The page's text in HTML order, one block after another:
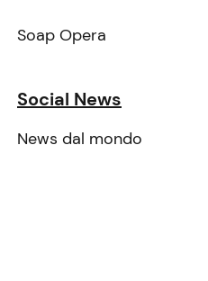
Soap Opera
Social News
News dal mondo